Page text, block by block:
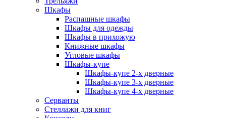
Шкафы
Распашные шкафы
Шкафы для одежды
Шкафы в прихожую
Книжные шкафы
Угловые шкафы
Шкафы-купе
Шкафы-купе 2-x дверные
Шкафы-купе 3-х дверные
Шкафы-купе 4-х дверные
Серванты
Стеллажи для книг